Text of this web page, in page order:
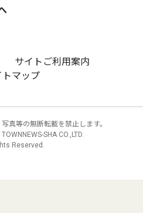
サイトご利用案内
トマップ
真等の無断転載を禁止します。
SHA CO.,LTD.
Reserved.